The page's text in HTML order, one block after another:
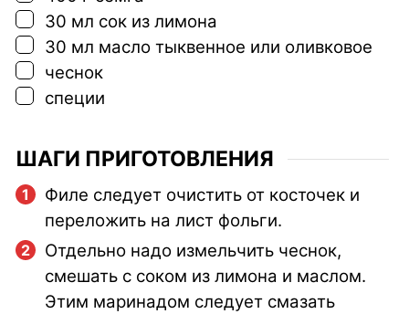
▢
30 мл сок из лимона
▢
30 мл масло тыквенное или оливковое
▢
чеснок
▢
специи
ШАГИ ПРИГОТОВЛЕНИЯ
Филе следует очистить от косточек и
переложить на лист фольги.
Отдельно надо измельчить чеснок,
смешать с соком из лимона и маслом.
Этим маринадом следует смазать